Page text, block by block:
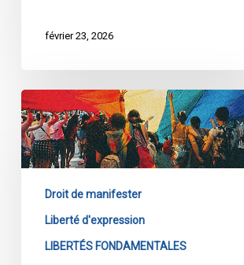
février 23, 2026
L’ACLC
soulève
de
sérieuses
concernant
projet
Droit de manifester
Liberté d'expression
LIBERTÉS FONDAMENTALES